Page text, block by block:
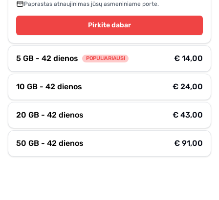
Paprastas atnaujinimas jūsų asmeniniame porte.
Pirkite dabar
5 GB - 42 dienos POPULIARIAUSI € 14,00
10 GB - 42 dienos € 24,00
20 GB - 42 dienos € 43,00
50 GB - 42 dienos € 91,00